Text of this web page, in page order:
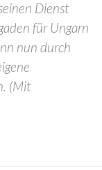
Dienst
für Ungarn
nun durch
(Mit